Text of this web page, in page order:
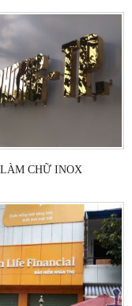
LÀM CHỮ INOX